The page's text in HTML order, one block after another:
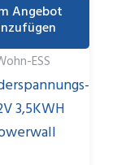
Angebot
ESS
3,5KWH